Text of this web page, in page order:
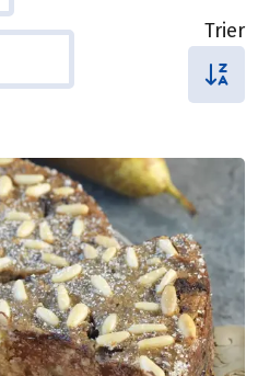
Trier